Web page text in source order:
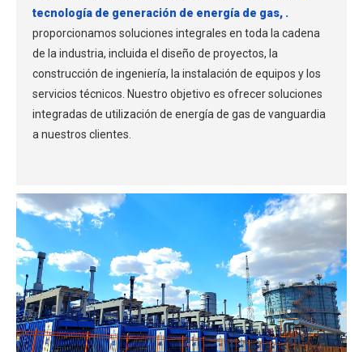
tecnología de generación de energía de gas, .
proporcionamos soluciones integrales en toda la cadena
de la industria, incluida el diseño de proyectos, la
construcción de ingeniería, la instalación de equipos y los
servicios técnicos. Nuestro objetivo es ofrecer soluciones
integradas de utilización de energía de gas de vanguardia
a nuestros clientes.